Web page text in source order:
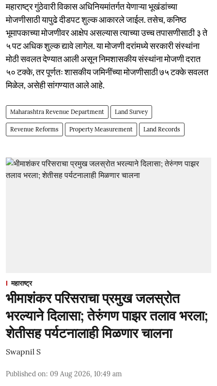
महाराष्ट्र गुंठेवारी विकास अधिनियमांतर्गत येणाऱ्या भूखंडांच्या
मोजणीसाठी यापुढे दीडपट शुल्क आकारले जाईल. तसेच, कनिष्ठ
भूमापकाच्या मोजणीवर आक्षेप असल्यास त्याच्या उच्च तपासणीसाठी ३ ते
५ पट अधिक शुल्क द्यावे लागेल. या मोजणी दरांमध्ये सरकारी संस्थांना
मोठी सवलत देण्यात आली असून निमशासकीय संस्थांना मोजणी दरात
५० टक्के, तर पूर्णतः शासकीय जमिनींच्या मोजणीसाठी ७५ टक्के सवलत
मिळेल, असेही सांगण्यात आले आहे.
Maharashtra Revenue Department Land Survey
Revenue Reforms Property Measurement Land Records
महाराष्ट्र
भीमाशंकर परिसराचा प्रमुख जलस्रोत
भरल्याने दिलासा; तेरुंगण पाझर तलाव भरला;
शेतीसह पर्यटनालाही मिळणार चालना
Swapnil S
Published on: 09 Aug 2026, 10:49 am